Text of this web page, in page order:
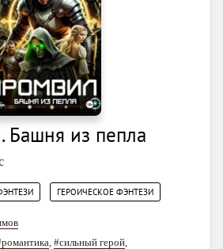
Башня из пепла
ГЕРОИЧЕСКОЕ ФЭНТЕЗИ
#сильный герой